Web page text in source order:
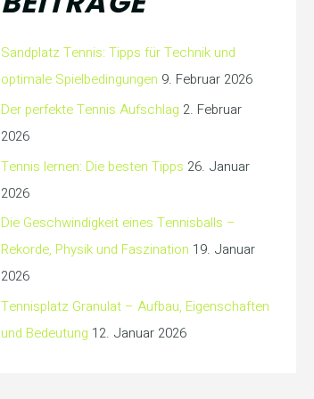
Sandplatz Tennis: Tipps für Technik und
optimale Spielbedingungen 9. Februar 2026
Der perfekte Tennis Aufschlag 2. Februar
2026
Tennis lernen: Die besten Tipps 26. Januar
2026
Die Geschwindigkeit eines Tennisballs –
Rekorde, Physik und Faszination 19. Januar
2026
Tennisplatz Granulat – Aufbau, Eigenschaften
und Bedeutung 12. Januar 2026